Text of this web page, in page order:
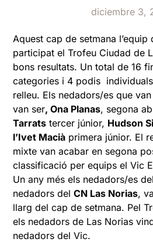
diciembre 3,
Aquest cap de setmana
participat el Trofeu Ciudad de
bons resultats. Un total de 16
categories i 4 podis
relleu. Els nedadors/es que
van ser, Ona Planas, segona
Tarrats tercer júnior, Hudson
l’Ivet Macià primera júnior. El
mixte van acabar en segona
classificació per equips el Vic
Un any més els nedadors/es
nedadors delCN Las Norias,
llarg del cap de setmana. Pel
els nedadors de Las Norias
nedadors del Vic.